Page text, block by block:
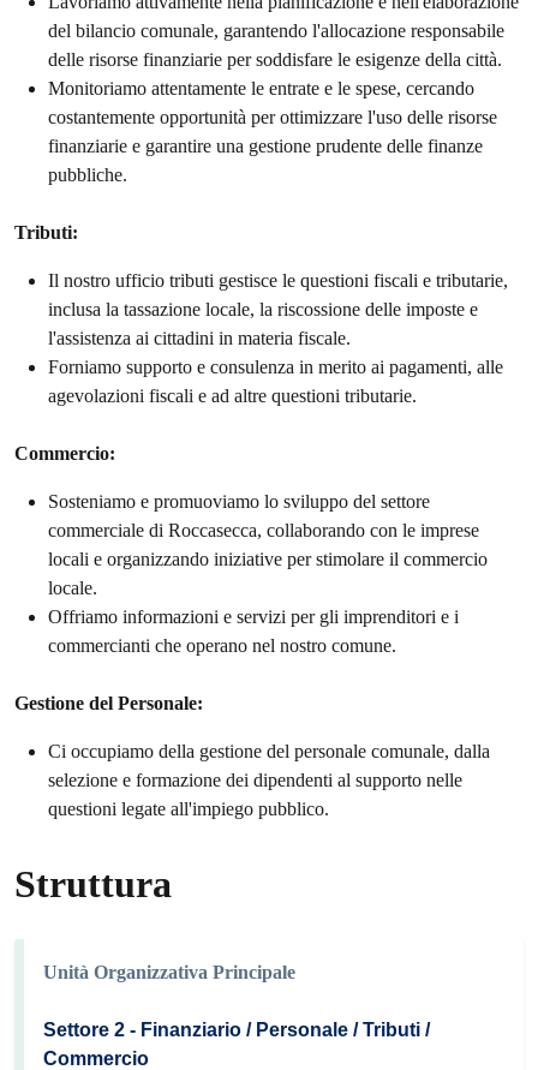
del bilancio comunale, garantendo l'allocazione responsabile
delle risorse finanziarie per soddisfare le esigenze della città.
Monitoriamo attentamente le entrate e le spese, cercando
costantemente opportunità per ottimizzare l'uso delle risorse
finanziarie e garantire una gestione prudente delle finanze
pubbliche.
Tributi:
Il nostro ufficio tributi gestisce le questioni fiscali e tributarie,
inclusa la tassazione locale, la riscossione delle imposte e
l'assistenza ai cittadini in materia fiscale.
Forniamo supporto e consulenza in merito ai pagamenti, alle
agevolazioni fiscali e ad altre questioni tributarie.
Commercio:
Sosteniamo e promuoviamo lo sviluppo del settore
commerciale di Roccasecca, collaborando con le imprese
locali e organizzando iniziative per stimolare il commercio
locale.
Offriamo informazioni e servizi per gli imprenditori e i
commercianti che operano nel nostro comune.
Gestione del Personale:
Ci occupiamo della gestione del personale comunale, dalla
selezione e formazione dei dipendenti al supporto nelle
questioni legate all'impiego pubblico.
Struttura
Unità Organizzativa Principale
Settore 2 - Finanziario / Personale / Tributi /
Commercio